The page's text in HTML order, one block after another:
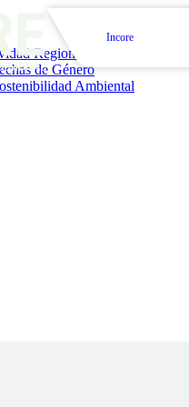
Incore
Regional
de Género
Ambiental